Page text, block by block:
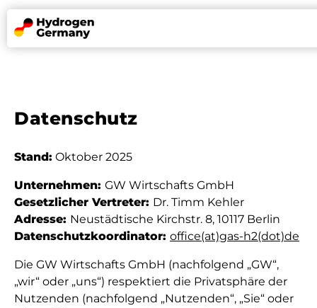
Referenzen
Partner
De En
Datenschutz
Stand: Oktober 2025
Un­ter­neh­men: GW Wirtschafts GmbH
Ge­setz­li­cher Ver­tre­ter: Dr. Timm Kehler
Adres­se: Neu­städ­ti­sche Kirch­str. 8, 10117 Ber­lin
Da­ten­schutz­ko­or­di­na­tor: office(at)gas-h2(dot)de
Die GW Wirtschafts GmbH (nach­fol­gend „GW“,
„wir“ oder „uns“) res­pek­tiert die Pri­vat­sphä­re der
Nutzenden (nach­fol­gend „Nutzenden“, „Sie“ oder